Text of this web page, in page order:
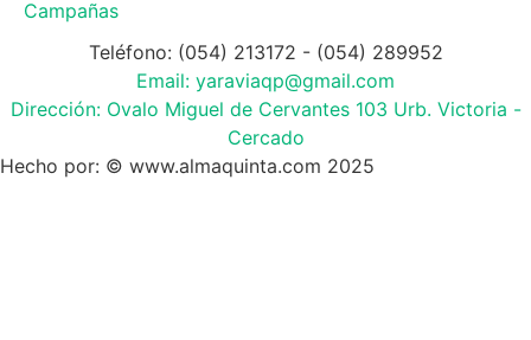
Campañas
Teléfono: (054) 213172 - (054) 289952
Email: yaraviaqp@gmail.com
Dirección: Ovalo Miguel de Cervantes 103 Urb. Victoria -
Cercado
Hecho por: © www.almaquinta.com 2025